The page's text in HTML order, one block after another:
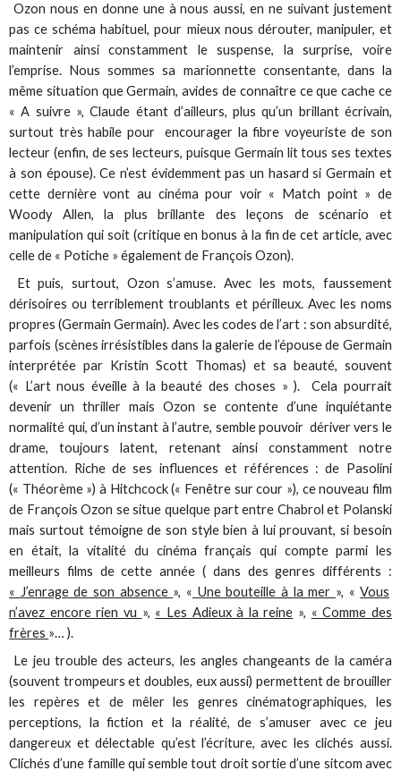
Ozon nous en donne une à nous aussi, en ne suivant justement
pas ce schéma habituel, pour mieux nous dérouter, manipuler, et
maintenir ainsi constamment le suspense, la surprise, voire
l’emprise. Nous sommes sa marionnette consentante, dans la
même situation que Germain, avides de connaître ce que cache ce
« A suivre », Claude étant d’ailleurs, plus qu’un brillant écrivain,
surtout très habile pour encourager la fibre voyeuriste de son
lecteur (enfin, de ses lecteurs, puisque Germain lit tous ses textes
à son épouse). Ce n’est évidemment pas un hasard si Germain et
cette dernière vont au cinéma pour voir « Match point » de
Woody Allen, la plus brillante des leçons de scénario et
manipulation qui soit (critique en bonus à la fin de cet article, avec
celle de « Potiche » également de François Ozon).
Et puis, surtout, Ozon s’amuse. Avec les mots, faussement
dérisoires ou terriblement troublants et périlleux. Avec les noms
propres (Germain Germain). Avec les codes de l’art : son absurdité,
parfois (scènes irrésistibles dans la galerie de l’épouse de Germain
interprétée par Kristin Scott Thomas) et sa beauté, souvent
(« L’art nous éveille à la beauté des choses » ). Cela pourrait
devenir un thriller mais Ozon se contente d’une inquiétante
normalité qui, d’un instant à l’autre, semble pouvoir dériver vers le
drame, toujours latent, retenant ainsi constamment notre
attention. Riche de ses influences et références : de Pasolini
(« Théorème ») à Hitchcock (« Fenêtre sur cour »), ce nouveau film
de François Ozon se situe quelque part entre Chabrol et Polanski
mais surtout témoigne de son style bien à lui prouvant, si besoin
en était, la vitalité du cinéma français qui compte parmi les
meilleurs films de cette année ( dans des genres différents :
« J’enrage de son absence », « Une bouteille à la mer », «Vous
n’avez encore rien vu », « Les Adieux à la reine », « Comme des
frères »… ).
Le jeu trouble des acteurs, les angles changeants de la caméra
(souvent trompeurs et doubles, eux aussi) permettent de brouiller
les repères et de mêler les genres cinématographiques, les
perceptions, la fiction et la réalité, de s’amuser avec ce jeu
dangereux et délectable qu’est l’écriture, avec les clichés aussi.
Clichés d’une famille qui semble tout droit sortie d’une sitcom avec